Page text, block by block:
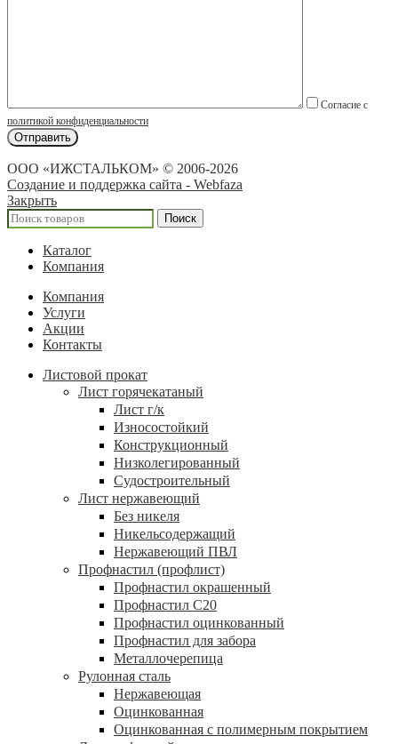
Согласие с
политикой конфиденциальности
ООО «ИЖСТАЛЬКОМ» © 2006-2026
Создание и поддержка сайта - Webfaza
Закрыть
Поиск
Каталог
Компания
Компания
Услуги
Акции
Контакты
Листовой прокат
Лист горячекатаный
Лист г/к
Износостойкий
Конструкционный
Низколегированный
Судостроительный
Лист нержавеющий
Без никеля
Никельсодержащий
Нержавеющий ПВЛ
Профнастил (профлист)
Профнастил окрашенный
Профнастил С20
Профнастил оцинкованный
Профнастил для забора
Металлочерепица
Рулонная сталь
Нержавеющая
Оцинкованная
Оцинкованная с полимерным покрытием